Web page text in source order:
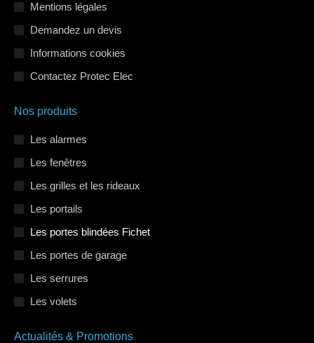
nouvelle
fenêtre
nouvelle
fenêtre
nouvelle
fenêtre
Mentions légales
Demandez un devis
Informations cookies
Contactez Protec Elec
Nos produits
Les alarmes
Les fenêtres
Les grilles et les rideaux
Les portails
Les portes blindées Fichet
Les portes de garage
Les serrures
Les volets
Actualités & Promotions